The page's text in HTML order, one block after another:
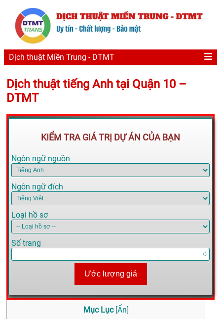
Dịch thuật Miền Trung - DTMT
Dịch thuật tiếng Anh tại Quận 10 –
DTMT
KIỂM TRA GIÁ TRỊ DỰ ÁN CỦA BẠN
Ngôn ngữ nguồn
Ngôn ngữ đích
Loại hồ sơ
Số trang
Ước lượng giá
Mục Lục [Ẩn]